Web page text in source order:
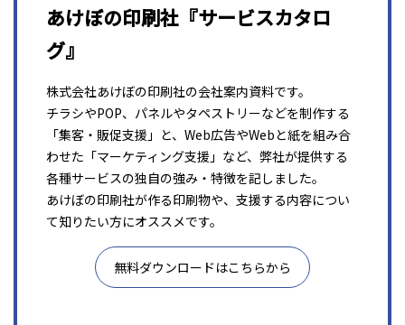
あけぼの印刷社『サービスカタロ
グ』
株式会社あけぼの印刷社の会社案内資料です。
チラシやPOP、パネルやタペストリーなどを制作する
「集客・販促支援」と、Web広告やWebと紙を組み合
わせた「マーケティング支援」など、弊社が提供する
各種サービスの独自の強み・特徴を記しました。
あけぼの印刷社が作る印刷物や、支援する内容につい
て知りたい方にオススメです。
無料ダウンロードはこちらから